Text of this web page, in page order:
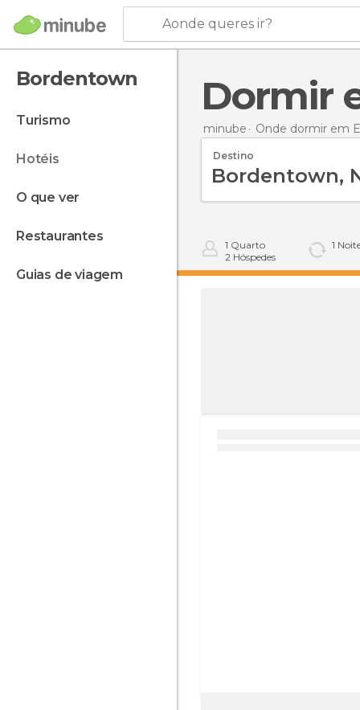
Aonde queres ir?
Bordentown
turismo
hotéis
o que ver
restaurantes
guias de viagem
minube Onde dormir em
Destino
1 Quarto
2 Hóspedes
1